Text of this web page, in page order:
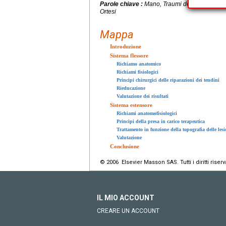
Parole chiave : Mano, Traumi del tendine,
Ortesi
Mappa
Introduzione
Sistema flessore
Richiamo anatomico
Richiami fisiologici
Principi chirurgici delle riparazioni dei tendini
Rieducazione
Valutazione dei risultati
Sistema estensore
Richiami anatomofisiologici
Principi della presa in carico terapeutica
Trattamento in funzione della topografia delle
Valutazione
Conclusione
© 2006 Elsevier Masson SAS. Tutti i diritti
IL MIO ACCOUNT
CREARE UN ACCOUNT